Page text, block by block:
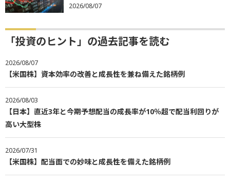
2026/08/07
「投資のヒント」の過去記事を読む
2026/08/07
【米国株】資本効率の改善と成長性を兼ね備えた銘柄例
2026/08/03
【日本】直近3年と今期予想配当の成長率が10％超で配当利回りが
高い大型株
2026/07/31
【米国株】配当面での妙味と成長性を備えた銘柄例